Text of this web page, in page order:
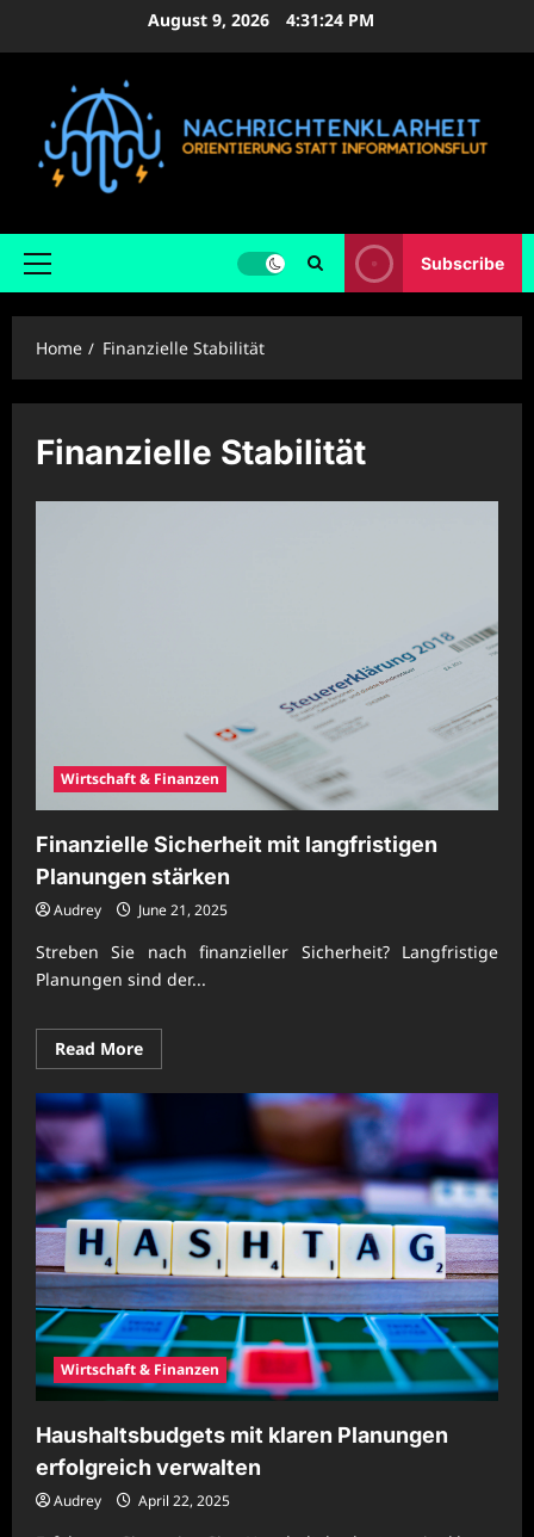
August 9, 2026 4:31:25 PM
Primary
Subscribe
Home Finanzielle Stabilität
Finanzielle Stabilität
Wirtschaft & Finanzen
Finanzielle Sicherheit mit langfristigen
Planungen stärken
Audrey June 21, 2025
Streben Sie nach finanzieller Sicherheit? Langfristige
Planungen sind der...
Read MoreRead
more
Finanzielle
langfristigen
Planungen
stärken
Wirtschaft & Finanzen
Haushaltsbudgets mit klaren Planungen
erfolgreich verwalten
Audrey April 22, 2025